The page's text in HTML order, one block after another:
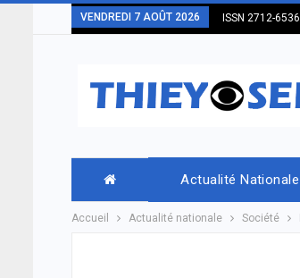
VENDREDI 7 AOÛT 2026 ISSN 2712-6536
Actualité Nationale
Accueil Actualité nationale Société